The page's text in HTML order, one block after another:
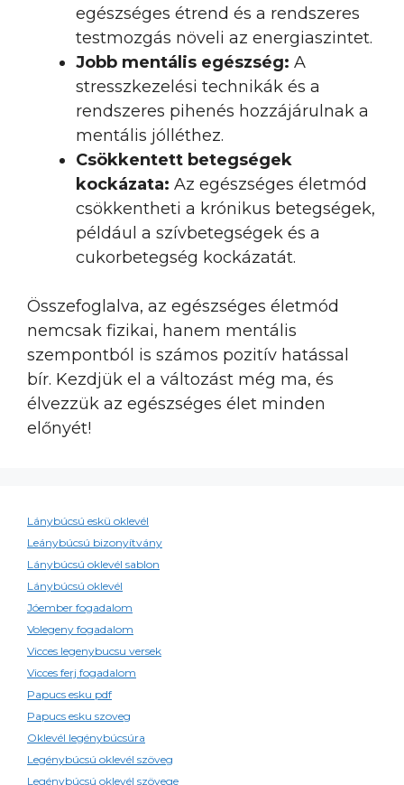
egészséges étrend és a rendszeres
testmozgás növeli az energiaszintet.
Jobb mentális egészség: A
stresszkezelési technikák és a
rendszeres pihenés hozzájárulnak a
mentális jólléthez.
Csökkentett betegségek
kockázata: Az egészséges életmód
csökkentheti a krónikus betegségek,
például a szívbetegségek és a
cukorbetegség kockázatát.
Összefoglalva, az egészséges életmód
nemcsak fizikai, hanem mentális
szempontból is számos pozitív hatással
bír. Kezdjük el a változást még ma, és
élvezzük az egészséges élet minden
előnyét!
Lánybúcsú eskü oklevél
Leánybúcsú bizonyítvány
Lánybúcsú oklevél sablon
Lánybúcsú oklevél
Jóember fogadalom
Volegeny fogadalom
Vicces legenybucsu versek
Vicces ferj fogadalom
Papucs esku pdf
Papucs esku szoveg
Oklevél legénybúcsúra
Legénybúcsú oklevél szöveg
Legénybúcsú oklevél szövege